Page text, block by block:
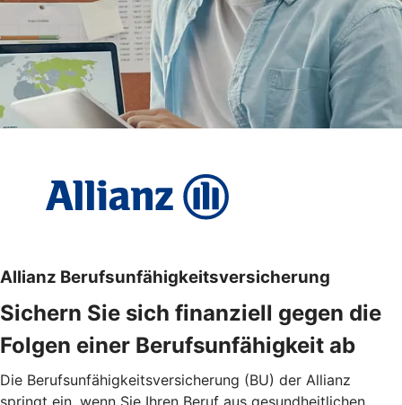
Allianz Berufsunfähigkeitsversicherung
Sichern Sie sich finanziell gegen die
Folgen einer Berufsunfähigkeit ab
Die Berufsunfähigkeitsversicherung (BU) der Allianz